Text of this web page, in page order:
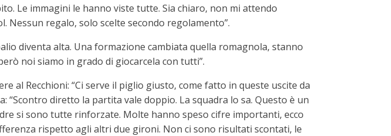
Le immagini le hanno viste tutte. Sia chiaro, non mi attendo
Nessun regalo, solo scelte secondo regolamento”.
diventa alta. Una formazione cambiata quella romagnola, stanno
noi siamo in grado di giocarcela con tutti”.
al Recchioni: “Ci serve il piglio giusto, come fatto in queste uscite da
“Scontro diretto la partita vale doppio. La squadra lo sa. Questo è un
si sono tutte rinforzate. Molte hanno speso cifre importanti, ecco
rispetto agli altri due gironi. Non ci sono risultati scontati, le